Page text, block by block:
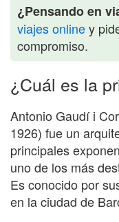
¿Pensando en
viajes onliney
compromiso.
¿Cuál es la
Antonio Gaudí i
1926) fue un
principales
uno de los más
Es conocido por
en la ciudad de